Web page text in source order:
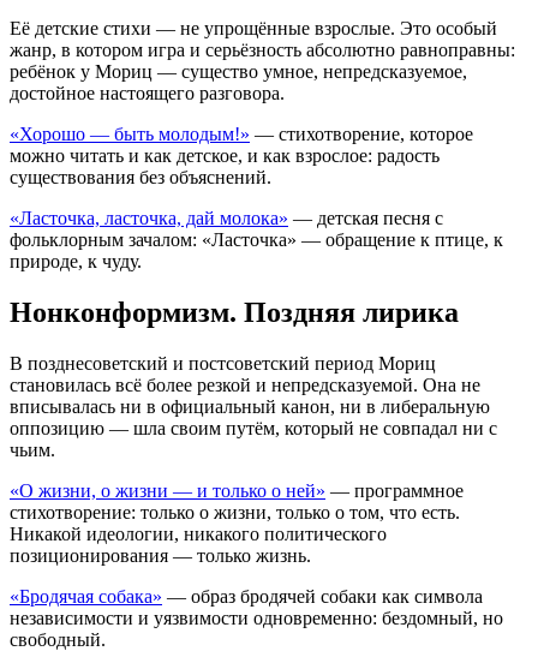
Её детские стихи — не упрощённые взрослые. Это особый
жанр, в котором игра и серьёзность абсолютно равноправны:
ребёнок у Мориц — существо умное, непредсказуемое,
достойное настоящего разговора.
«Хорошо — быть молодым!» — стихотворение, которое
можно читать и как детское, и как взрослое: радость
существования без объяснений.
«Ласточка, ласточка, дай молока» — детская песня с
фольклорным зачалом: «Ласточка» — обращение к птице, к
природе, к чуду.
Нонконформизм. Поздняя лирика
В позднесоветский и постсоветский период Мориц
становилась всё более резкой и непредсказуемой. Она не
вписывалась ни в официальный канон, ни в либеральную
оппозицию — шла своим путём, который не совпадал ни с
чьим.
«О жизни, о жизни — и только о ней» — программное
стихотворение: только о жизни, только о том, что есть.
Никакой идеологии, никакого политического
позиционирования — только жизнь.
«Бродячая собака» — образ бродячей собаки как символа
независимости и уязвимости одновременно: бездомный, но
свободный.